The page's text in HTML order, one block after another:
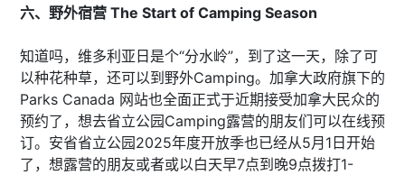
六、野外宿营 The Start of Camping Season
知道吗，维多利亚日是个“分水岭”，到了这一天，除了可
以种花种草，还可以到野外Camping。加拿大政府旗下的
Parks Canada 网站也全面正式于近期接受加拿大民众的
预约了，想去省立公园Camping露营的朋友们可以在线预
订。安省省立公园2025年度开放季也已经从5月1日开始
了，想露营的朋友或者或以白天早7点到晚9点拨打1-